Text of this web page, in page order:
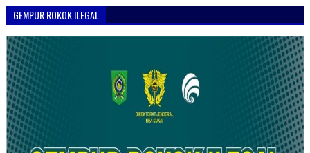
GEMPUR ROKOK ILEGAL